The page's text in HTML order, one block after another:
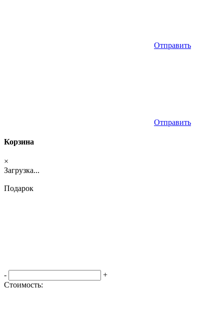
Отправить
Отправить
Корзина
×
Загрузка...
Подарок
-
+
Стоимость: